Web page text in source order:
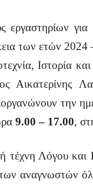
για
των ετών
Ιστορία
την
9.00 – 17.00,
τέχνη Λόγου και
των αναγνωστών